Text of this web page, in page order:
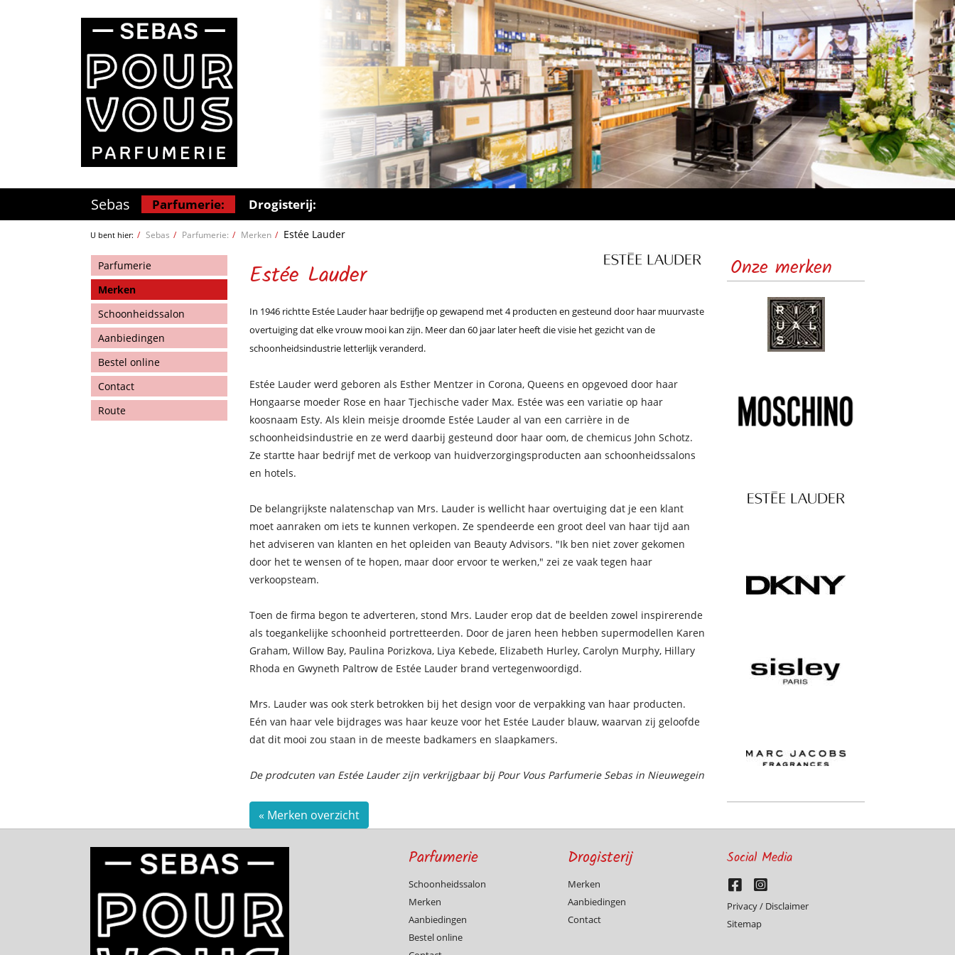
Sebas Parfumerie: Drogisterij:
U bent hier: Sebas Parfumerie: Merken Estée Lauder
Parfumerie
Merken
Schoonheidssalon
Aanbiedingen
Bestel online
Contact
Route
Estée Lauder
In 1946 richtte Estée Lauder haar bedrijfje op gewapend met 4 producten en gesteund door haar muurvaste
overtuiging dat elke vrouw mooi kan zijn. Meer dan 60 jaar later heeft die visie het gezicht van de
schoonheidsindustrie letterlijk veranderd.
Estée Lauder werd geboren als Esther Mentzer in Corona, Queens en opgevoed door haar
Hongaarse moeder Rose en haar Tjechische vader Max. Estée was een variatie op haar
koosnaam Esty. Als klein meisje droomde Estée Lauder al van een carrière in de
schoonheidsindustrie en ze werd daarbij gesteund door haar oom, de chemicus John Schotz.
Ze startte haar bedrijf met de verkoop van huidverzorgingsproducten aan schoonheidssalons
en hotels.
De belangrijkste nalatenschap van Mrs. Lauder is wellicht haar overtuiging dat je een klant
moet aanraken om iets te kunnen verkopen. Ze spendeerde een groot deel van haar tijd aan
het adviseren van klanten en het opleiden van Beauty Advisors. "Ik ben niet zover gekomen
door het te wensen of te hopen, maar door ervoor te werken," zei ze vaak tegen haar
verkoopsteam.
Toen de firma begon te adverteren, stond Mrs. Lauder erop dat de beelden zowel inspirerende
als toegankelijke schoonheid portretteerden. Door de jaren heen hebben supermodellen Karen
Graham, Willow Bay, Paulina Porizkova, Liya Kebede, Elizabeth Hurley, Carolyn Murphy, Hillary
Rhoda en Gwyneth Paltrow de Estée Lauder brand vertegenwoordigd.
Mrs. Lauder was ook sterk betrokken bij het design voor de verpakking van haar producten.
Eén van haar vele bijdrages was haar keuze voor het Estée Lauder blauw, waarvan zij geloofde
dat dit mooi zou staan in de meeste badkamers en slaapkamers.
De prodcuten van Estée Lauder zijn verkrijgbaar bij Pour Vous Parfumerie Sebas in Nieuwegein
« Merken overzicht
Onze merken
Parfumerie
Schoonheidssalon
Merken
Aanbiedingen
Bestel online
Drogisterij
Merken
Aanbiedingen
Contact
Social Media
Privacy / Disclaimer
Sitemap